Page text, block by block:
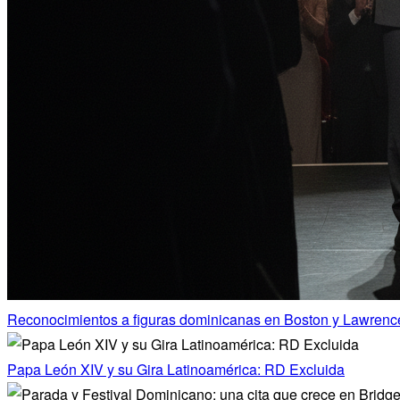
Reconocimientos a figuras dominicanas en Boston y
Papa León XIV y su Gira Latinoamérica: RD Excluida